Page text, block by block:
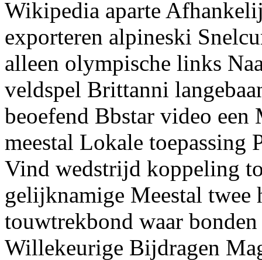
Wikipedia aparte
exporteren alpineski
alleen olympische links
veldspel Brittanni
beoefend Bbstar video een
meestal Lokale toepassing
Vind wedstrijd koppeling
gelijknamige Meestal twee
touwtrekbond waar
Willekeurige Bijdragen